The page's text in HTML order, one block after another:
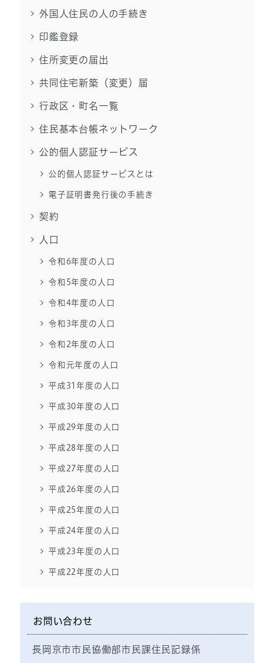
外国人住民の人の手続き
印鑑登録
住所変更の届出
共同住宅新築（変更）届
行政区・町名一覧
住民基本台帳ネットワーク
公的個人認証サービス
公的個人認証サービスとは
電子証明書発行後の手続き
契約
人口
令和6年度の人口
令和5年度の人口
令和4年度の人口
令和3年度の人口
令和2年度の人口
令和元年度の人口
平成31年度の人口
平成30年度の人口
平成29年度の人口
平成28年度の人口
平成27年度の人口
平成26年度の人口
平成25年度の人口
平成24年度の人口
平成23年度の人口
平成22年度の人口
お問い合わせ
長岡京市市民協働部市民課住民記録係